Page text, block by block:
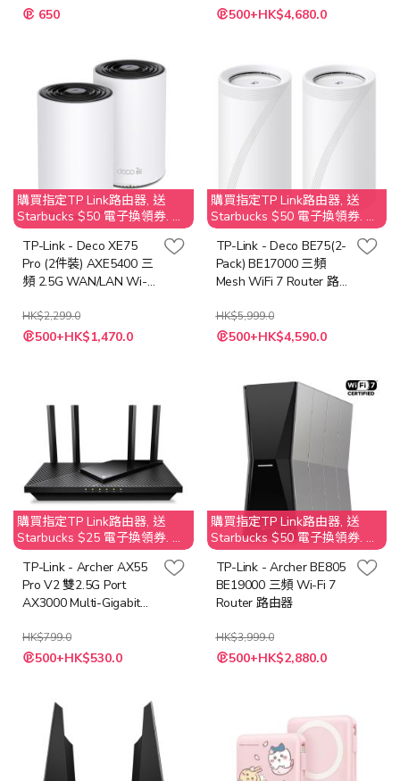
特
殊 650
特
殊 500+HK$4,680.0
購買指定TP Link路由器, 送
Starbucks $50 電子換領券. 不
接受取消訂單；客人需要退還
贈品 Starbucks $50 之價值
TP-Link - Deco XE75
Pro (2件裝) AXE5400 三
頻 2.5G WAN/LAN Wi-Fi
HK$2,299.0
特
殊 500+HK$1,470.0
購買指定TP Link路由器, 送
Starbucks $50 電子換領券. 不
接受取消訂單；客人需要退還
贈品 Starbucks $50 之價值
TP-Link - Deco BE75(2-
Pack) BE17000 三頻
Mesh WiFi 7 Router 路
HK$5,999.0
特
殊 500+HK$4,590.0
購買指定TP Link路由器, 送
Starbucks $25 電子換領券. 不
接受取消訂單；客人需要退還
贈品 Starbucks $25 之價值
TP-Link - Archer AX55
Pro V2 雙2.5G Port
AX3000 Multi-Gigabit
HK$799.0
特
殊 500+HK$530.0
購買指定TP Link路由器, 送
Starbucks $50 電子換領券. 不
接受取消訂單；客人需要退還
贈品 Starbucks $50 之價值
TP-Link - Archer BE805
BE19000 三頻 Wi-Fi 7
Router 路由器
HK$3,999.0
特
殊 500+HK$2,880.0